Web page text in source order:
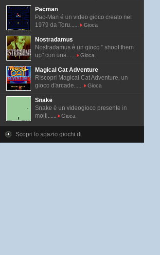
Pacman
Pac-Man é un video gioco creato nel
1979 da Toru......
Gioca
Nostradamus
Nostradamus è un gioco " shoot them
up" con una......
Gioca
Magical Cat Adventure
Riscopri Magical Cat Adventure, un
gioco d'arcade......
Gioca
Snake
Snake è un videogioco presente in
molti......
Gioca
Scopri lo spazio giochi di